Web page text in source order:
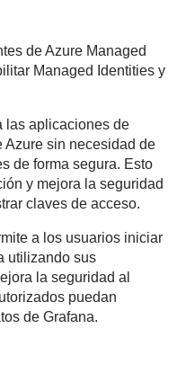
de Azure Managed
Managed Identities y
las aplicaciones de
Azure sin necesidad de
de forma segura. Esto
y mejora la seguridad
claves de acceso.
a los usuarios iniciar
utilizando sus
la seguridad al
puedan
de Grafana.